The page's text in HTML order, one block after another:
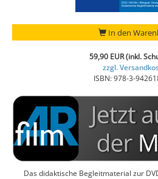
In den
59,90 EUR (inkl.
zzgl.
ISBN: 978-3-
Das didaktische Begleitmaterial zur